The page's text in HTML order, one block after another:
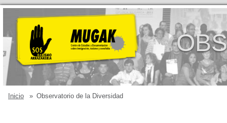
Inicio » Observatorio de la Diversidad